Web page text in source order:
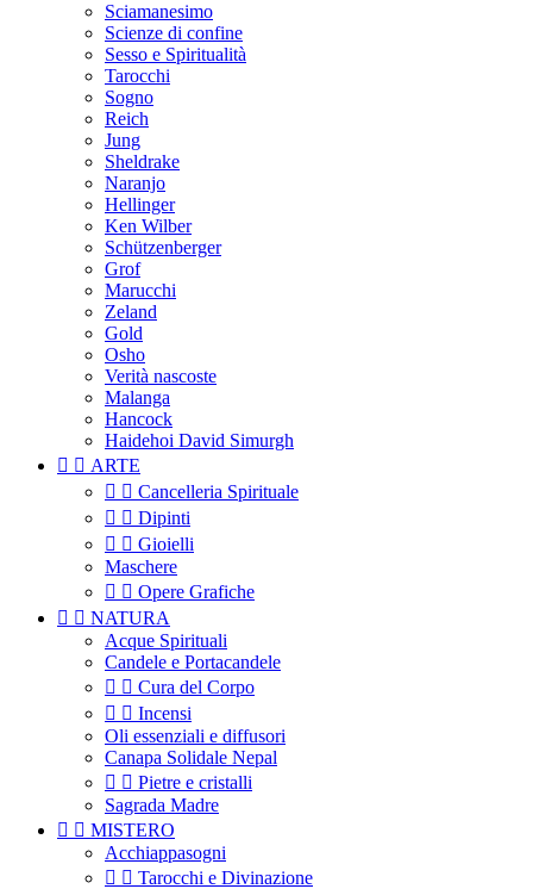
Sciamanesimo
Scienze di confine
Sesso e Spiritualità
Tarocchi
Sogno
Reich
Jung
Sheldrake
Naranjo
Hellinger
Ken Wilber
Schützenberger
Grof
Marucchi
Zeland
Gold
Osho
Verità nascoste
Malanga
Hancock
Haidehoi David Simurgh
  ARTE
  Cancelleria Spirituale
  Dipinti
  Gioielli
Maschere
  Opere Grafiche
  NATURA
Acque Spirituali
Candele e Portacandele
  Cura del Corpo
  Incensi
Oli essenziali e diffusori
Canapa Solidale Nepal
  Pietre e cristalli
Sagrada Madre
  MISTERO
Acchiappasogni
  Tarocchi e Divinazione